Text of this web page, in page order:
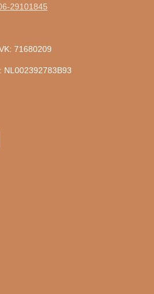
29101845
71680209
NL002392783B93